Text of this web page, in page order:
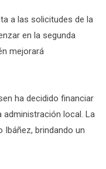
a las solicitudes de la
en la segunda
mejorará
ha decidido financiar
local. La
brindando un